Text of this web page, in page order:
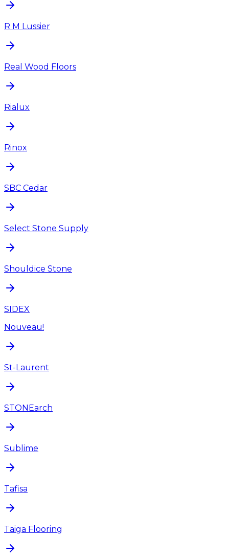
R M Lussier
Real Wood Floors
Rialux
Rinox
SBC Cedar
Select Stone Supply
Shouldice Stone
SIDEX
Nouveau!
St-Laurent
STONEarch
Sublime
Tafisa
Taiga Flooring